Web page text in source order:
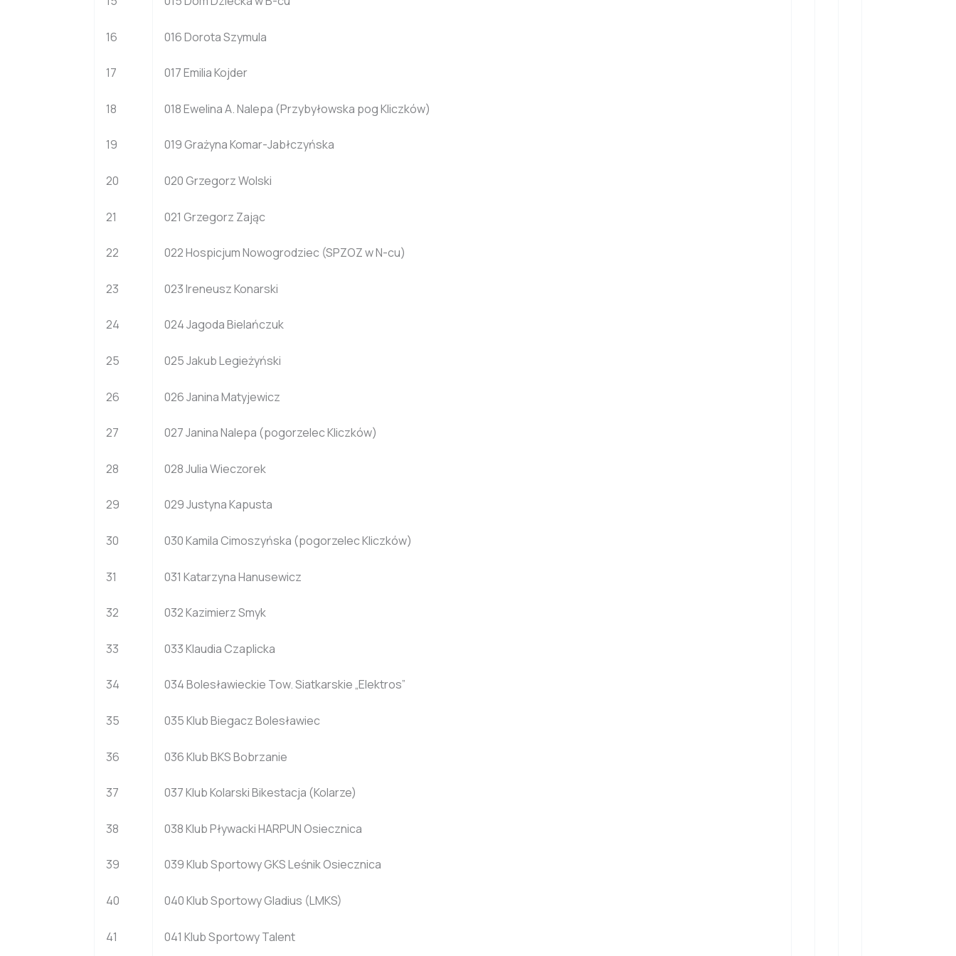
16
17
18
19
20
21
22
23
24
25
26
27
28
29
30
31
32
33
34
35
36
37
38
39
40
41
016 Dorota Szymula
017 Emilia Kojder
018 Ewelina A. Nalepa (Przybyłowska pog Kliczków)
019 Grażyna Komar-Jabłczyńska
020 Grzegorz Wolski
021 Grzegorz Zając
022 Hospicjum Nowogrodziec (SPZOZ w N-cu)
023 Ireneusz Konarski
024 Jagoda Bielańczuk
025 Jakub Legieżyński
026 Janina Matyjewicz
027 Janina Nalepa (pogorzelec Kliczków)
028 Julia Wieczorek
029 Justyna Kapusta
030 Kamila Cimoszyńska (pogorzelec Kliczków)
031 Katarzyna Hanusewicz
032 Kazimierz Smyk
033 Klaudia Czaplicka
034 Bolesławieckie Tow. Siatkarskie „Elektros”
035 Klub Biegacz Bolesławiec
036 Klub BKS Bobrzanie
037 Klub Kolarski Bikestacja (Kolarze)
038 Klub Pływacki HARPUN Osiecznica
039 Klub Sportowy GKS Leśnik Osiecznica
040 Klub Sportowy Gladius (LMKS)
041 Klub Sportowy Talent